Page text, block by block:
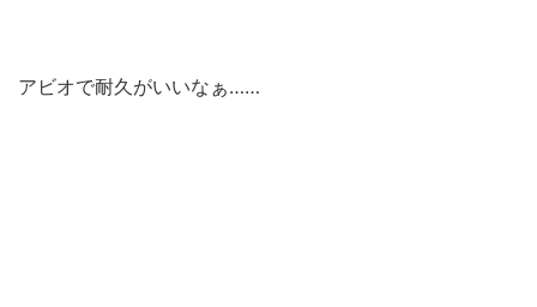
アビオで耐久がいいなぁ……